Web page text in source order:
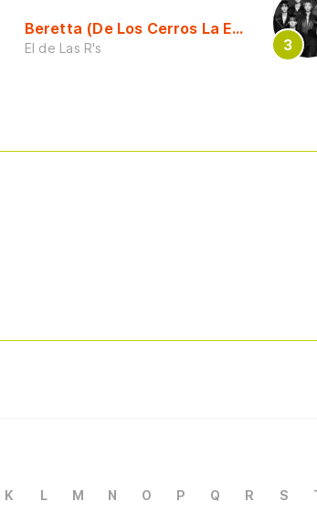
Beretta (De Los Cerros La Escuela)
El de Las R's
K L M N O P Q R S